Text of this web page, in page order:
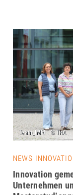
NEWS
Innovation
Unternehmen